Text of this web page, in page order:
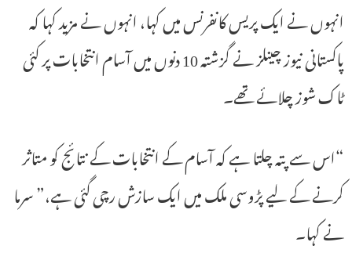
انہوں نے ایک پریس کانفرنس میں کہا، انہوں نے مزید کہا کہ
پاکستانی نیوز چینلز نے گزشتہ 10 دنوں میں آسام انتخابات پر کئی
ٹاک شوز چلائے تھے۔
“اس سے پتہ چلتا ہے کہ آسام کے انتخابات کے نتائج کو متاثر
کرنے کے لیے پڑوسی ملک میں ایک سازش رچی گئی ہے،” سرما
نے کہا۔